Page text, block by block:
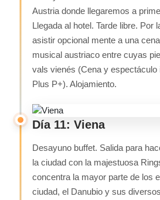
Austria donde llegaremos a
Llegada al hotel. Tarde libre. Por
asistir opcional mente a una
musical austriaco entre cuyas
vals vienés (Cena y espectáculo
Plus P+). Alojamiento.
Día 11: Viena
Desayuno buffet. Salida para
la ciudad con la majestuosa
concentra la mayor parte de los
ciudad, el Danubio y sus